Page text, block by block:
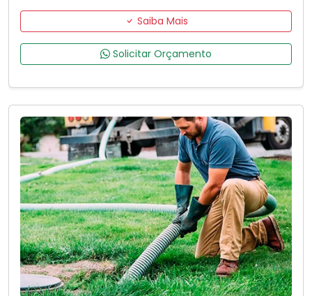
Saiba Mais
Solicitar Orçamento